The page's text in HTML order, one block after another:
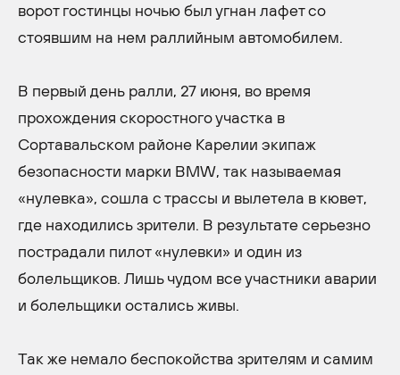
ворот гостинцы ночью был угнан лафет со
стоявшим на нем раллийным автомобилем.
В первый день ралли, 27 июня, во время
прохождения скоростного участка в
Сортавальском районе Карелии экипаж
безопасности марки BMW, так называемая
«нулевка», сошла с трассы и вылетела в кювет,
где находились зрители. В результате серьезно
пострадали пилот «нулевки» и один из
болельщиков. Лишь чудом все участники аварии
и болельщики остались живы.
Так же немало беспокойства зрителям и самим